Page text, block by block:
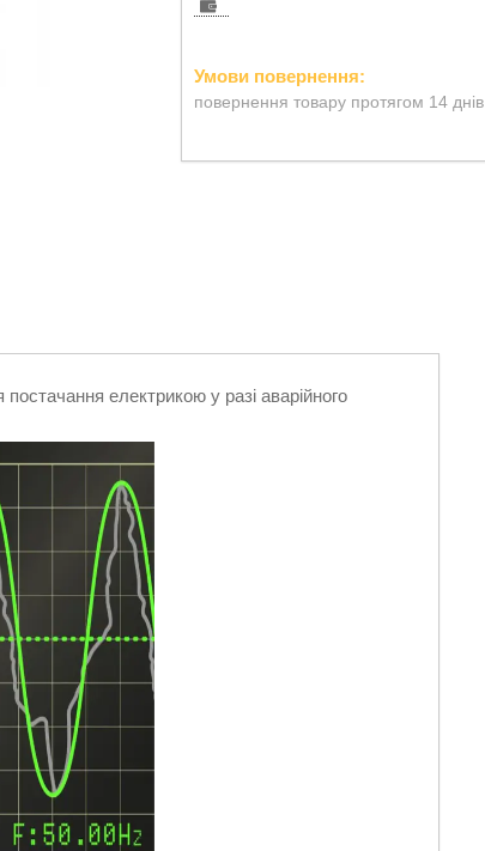
повернення товару протягом 14 днів
електрикою у разі аварійного